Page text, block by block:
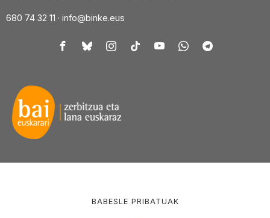
680 74 32 11 · info@binke.eus
BABESLE PRIBATUAK